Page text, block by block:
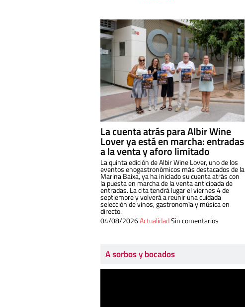
La cuenta atrás para Albir Wine
Lover ya está en marcha: entradas
a la venta y aforo limitado
La quinta edición de Albir Wine Lover, uno de los
eventos enogastronómicos más destacados de la
Marina Baixa, ya ha iniciado su cuenta atrás con
la puesta en marcha de la venta anticipada de
entradas. La cita tendrá lugar el viernes 4 de
septiembre y volverá a reunir una cuidada
selección de vinos, gastronomía y música en
directo.
04/08/2026ActualidadSin comentarios
A sorbos y bocados